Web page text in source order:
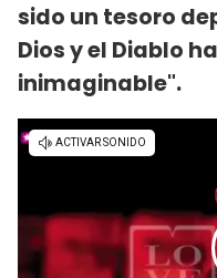
sido un tesoro
Dios y el Diablo
inimaginable".